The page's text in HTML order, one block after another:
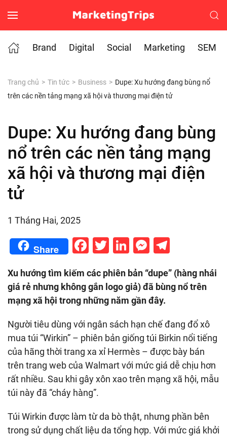
Skip to main content
Brand
Digital Social Marketing SEM
Trang chủ Tin tức Business
Dupe: Xu hướng đang bùng nổ
trên các nền tảng mạng xã hội và thương mại điện tử
Dupe: Xu hướng đang bùng
nổ trên các nền tảng mạng
xã hội và thương mại điện
tử
1 Tháng Hai, 2025
Share Facebook
Twitter
LinkedIn
Xu hướng tìm kiếm các phiên bản “dupe” (hàng nhái
giá rẻ nhưng không gắn logo giả) đã bùng nổ trên
mạng xã hội trong những năm gần đây.
Người tiêu dùng với ngân sách hạn chế đang đổ xô
mua túi “Wirkin” – phiên bản giống túi Birkin nổi tiếng
của hãng thời trang xa xỉ Hermès – được bày bán
trên trang web của Walmart với mức giá dễ chịu hơn
rất nhiều. Sau khi gây xôn xao trên mạng xã hội, mẫu
túi này đã “cháy hàng”.
Túi Wirkin được làm từ da bò thật, nhưng phần bên
trong sử dụng chất liệu da tổng hợp. Với mức giá khởi